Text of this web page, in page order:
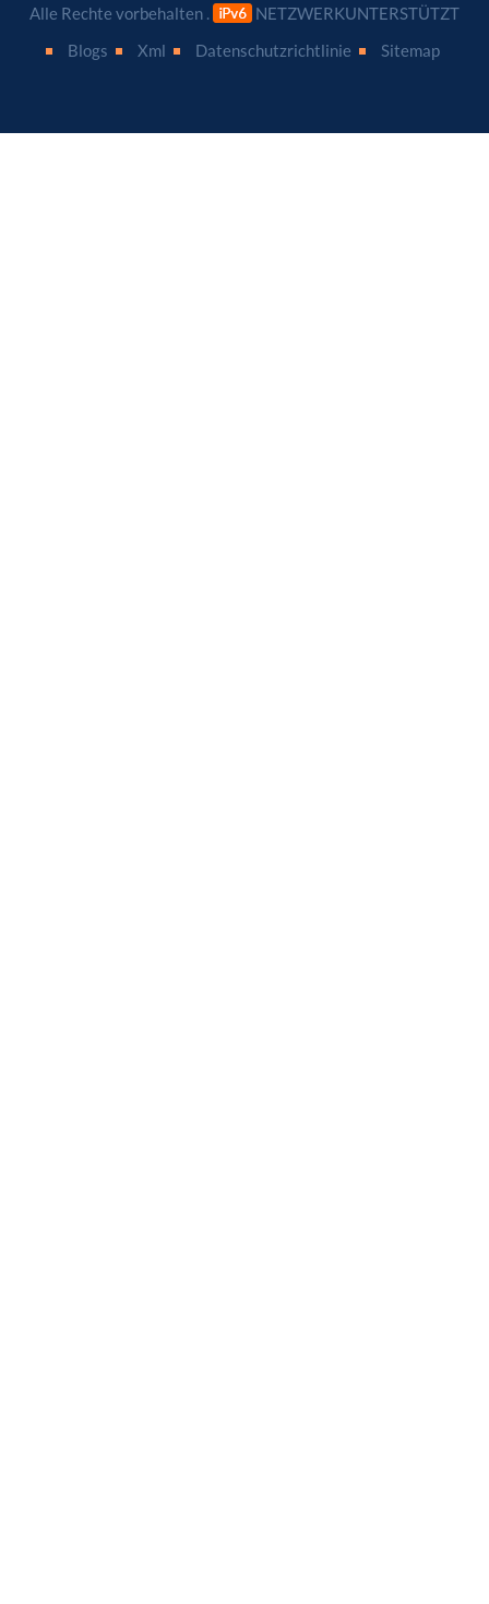
Alle Rechte vorbehalten .
NETZWERKUNTERSTÜTZT
Blogs
Xml Datenschutzrichtlinie Sitemap